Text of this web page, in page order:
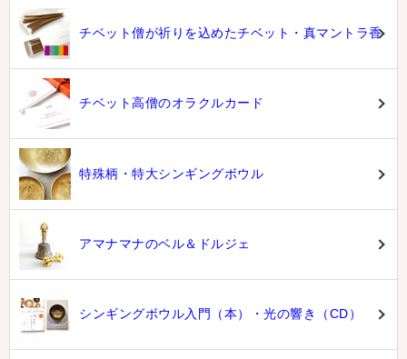
チベット僧が祈りを込めたチベット・真マントラ香
チベット高僧のオラクルカード
特殊柄・特大シンギングボウル
アマナマナのベル＆ドルジェ
シンギングボウル入門（本）・光の響き（CD）